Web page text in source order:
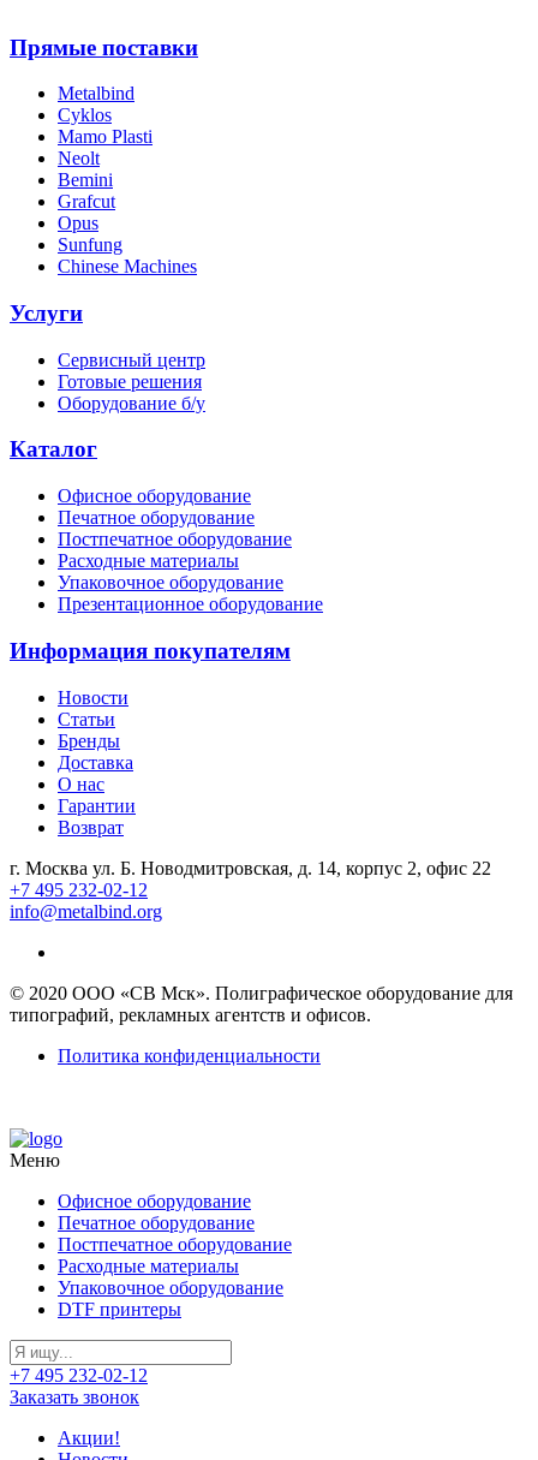
Прямые поставки
Metalbind
Cyklos
Mamo Plasti
Neolt
Bemini
Grafcut
Opus
Sunfung
Chinese Machines
Услуги
Сервисный центр
Готовые решения
Оборудование б/у
Каталог
Офисное оборудование
Печатное оборудование
Постпечатное оборудование
Расходные материалы
Упаковочное оборудование
Презентационное оборудование
Информация покупателям
Новости
Статьи
Бренды
Доставка
О нас
Гарантии
Возврат
г. Москва ул. Б. Новодмитровская, д. 14, корпус 2, офис 22
+7 495 232-02-12
info@metalbind.org
© 2020 ООО «СВ Мск». Полиграфическое оборудование для
типографий, рекламных агентств и офисов.
Политика конфиденциальности
Меню
Офисное оборудование
Печатное оборудование
Постпечатное оборудование
Расходные материалы
Упаковочное оборудование
DTF принтеры
+7 495 232-02-12
Заказать звонок
Акции!